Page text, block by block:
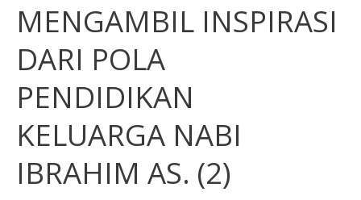
MENGAMBIL INSPIRASI
DARI POLA
PENDIDIKAN
KELUARGA NABI
IBRAHIM AS. (2)
MENGAMBIL
INSPIRASI
DARI
POLA
PENDIDIKAN
KELUARGA
NABI
AS.